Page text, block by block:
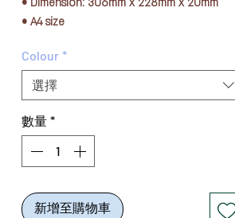
• A4 size
• Material: Cover / Polypropylene (fabric
thickness 0.7 mm), Pocket / Polypropylene
(fabric thickness 0.04 mm)
Colour *
選擇
數量 *
新增至購物車